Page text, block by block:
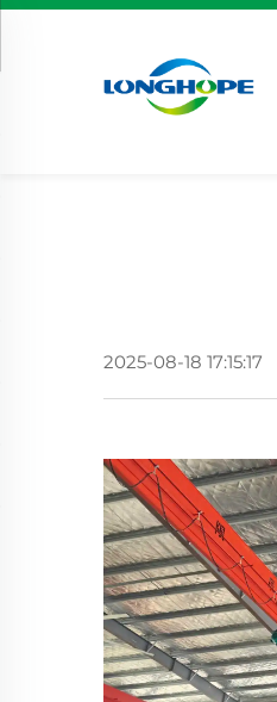
2025-08-18 17:15:17